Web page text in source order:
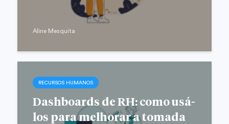
Aline Mesquita
RECURSOS HUMANOS
Dashboards de RH: como usá-
los para melhorar a tomada